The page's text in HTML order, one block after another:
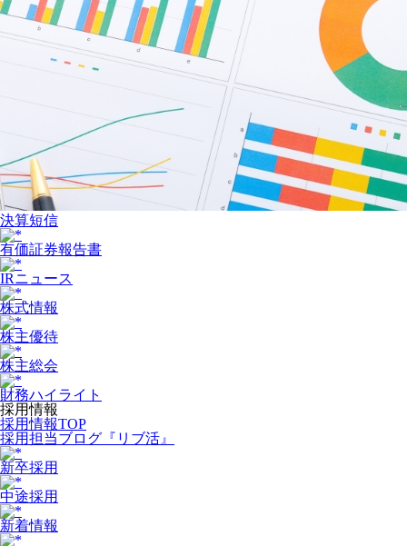
決算短信
有価証券報告書
IRニュース
株式情報
株主優待
株主総会
財務ハイライト
採用情報
採用情報TOP
採用担当ブログ『リブ活』
新卒採用
中途採用
新着情報